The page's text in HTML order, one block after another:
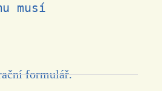
musí
formulář.